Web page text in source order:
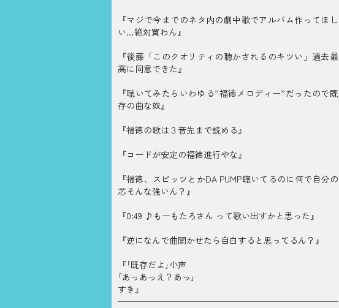
『マジで今までのネタ内の劇中歌でアルバム作ってほし
い…絶対買わん』
『後藤「このクオリティの聴かされるのキツい」過去最
高に同意できた』
『聴いてみたらいわゆる”福徳メロディー”だったので既
存の曲な奴』
『福徳の歌は３音先まで読める』
『コードが安定の福徳進行やな』
『福徳、スピッツとかDA PUMP聴いてるのに何で自分の
芯そんな強いん？』
『0:49 ♪もーもたろさん って歌い出すかと思った』
『逆になんで曲聞かせたら自白すると思ってるん？』
『｢既存だよ｣小声
｢あっあっえ？あっ｣
すき』